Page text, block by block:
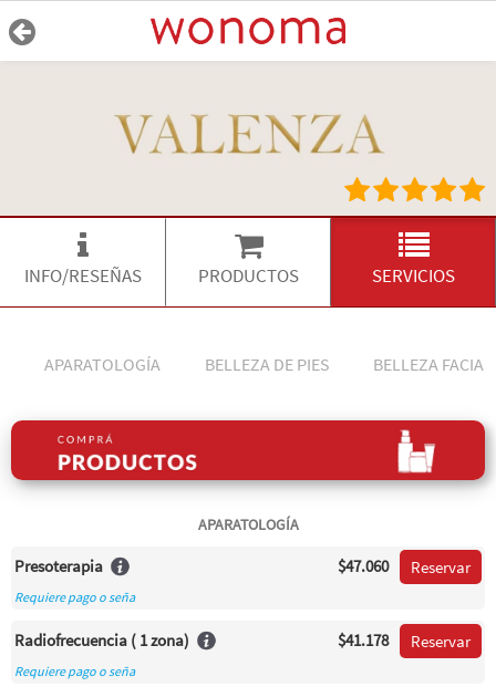
INFO/RESEÑAS PRODUCTOS SERVICIOS
APARATOLOGÍA BELLEZA DE PIES BELLEZA
APARATOLOGÍA
Presoterapia $47.060 Reservar
Requiere pago o seña
Radiofrecuencia ( 1 zona) $41.178 Reservar
Requiere pago o seña